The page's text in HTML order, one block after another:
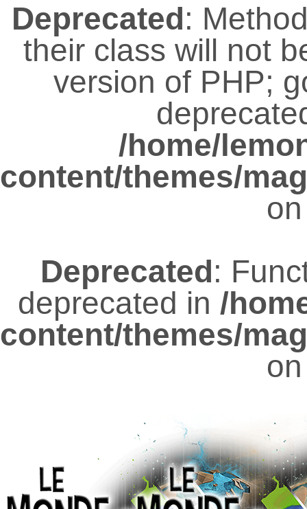
Deprecated:
their class will not
version of PHP;
/home/
content/themes/
Deprecated:
deprecated in /
content/themes/